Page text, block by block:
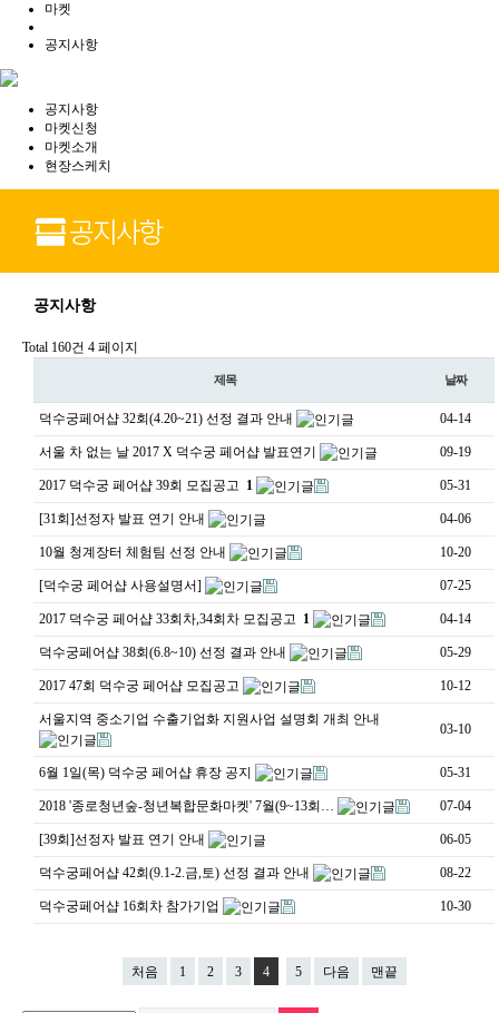
마켓
공지사항
공지사항
마켓신청
마켓소개
현장스케치
공지사항
Total 160건 4 페이지
제목 날짜
덕수궁페어샵 32회(4.20~21) 선정 결과 안내 04-14
서울 차 없는 날 2017 X 덕수궁 페어샵 발표연기 09-19
2017 덕수궁 페어샵 39회 모집공고 1 05-31
[31회]선정자 발표 연기 안내 04-06
10월 청계장터 체험팀 선정 안내 10-20
[덕수궁 페어샵 사용설명서] 07-25
2017 덕수궁 페어샵 33회차,34회차 모집공고 1 04-14
덕수궁페어샵 38회(6.8~10) 선정 결과 안내 05-29
2017 47회 덕수궁 페어샵 모집공고 10-12
서울지역 중소기업 수출기업화 지원사업 설명회 개최 안내
03-10
6월 1일(목) 덕수궁 페어샵 휴장 공지 05-31
2018 '종로청년숲-청년복합문화마켓' 7월(9~13회… 07-04
[39회]선정자 발표 연기 안내 06-05
덕수궁페어샵 42회(9.1-2.금,토) 선정 결과 안내 08-22
덕수궁페어샵 16회차 참가기업 10-30
처음 1 2 3 4 5 다음 맨끝